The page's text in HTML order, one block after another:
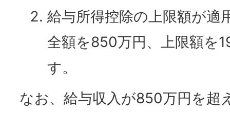
給与所得控除の上限額が適
全額を850万円、上限額を
す。
なお、給与収入が850万円を超